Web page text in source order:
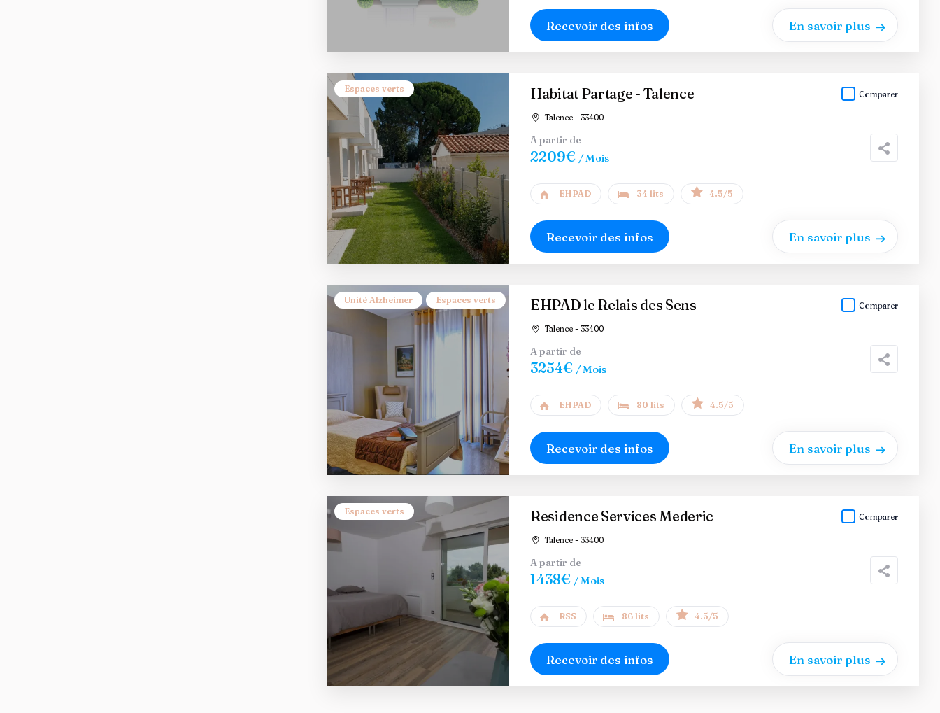
Recevoir des infos En savoir plus
Espaces verts Habitat Partage - Talence
Talence - 33400
Comparer
A partir de
2209€ / Mois
EHPAD 34 lits 4.5/5
Recevoir des infos En savoir plus
Unité Alzheimer Espaces verts EHPAD le Relais des Sens
Talence - 33400
Comparer
A partir de
3254€ / Mois
EHPAD 80 lits 4.5/5
Recevoir des infos En savoir plus
Espaces verts Residence Services Mederic
Talence - 33400
Comparer
A partir de
1438€ / Mois
RSS 86 lits 4.5/5
Recevoir des infos En savoir plus